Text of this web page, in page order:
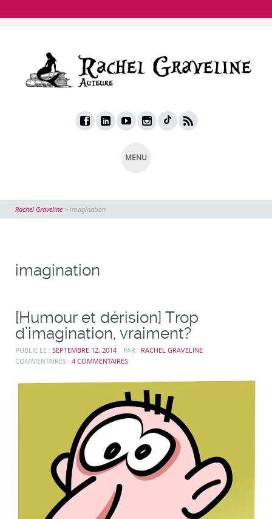
MENU
Rachel Graveline > imagination
imagination
[Humour et dérision] Trop
d’imagination, vraiment?
PUBLIÉ LE : SEPTEMBRE 12, 2014 PAR : RACHEL GRAVELINE
COMMENTAIRES : 4 COMMENTAIRES